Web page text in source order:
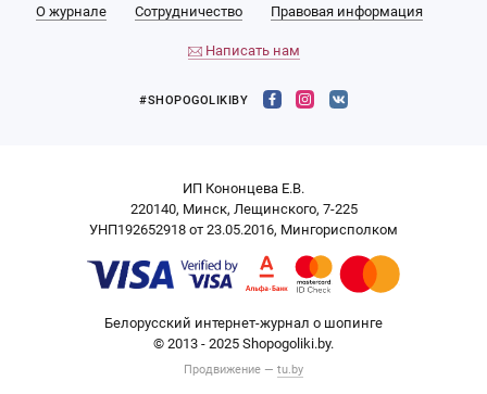
О журнале Сотрудничество Правовая информация
Написать нам
#SHOPOGOLIKIBY
ИП Кононцева Е.В.
220140, Минск, Лещинского, 7-225
УНП192652918 от 23.05.2016, Мингорисполком
Белорусский интернет-журнал о шопинге
© 2013 - 2025 Shopogoliki.by.
Продвижение — tu.by